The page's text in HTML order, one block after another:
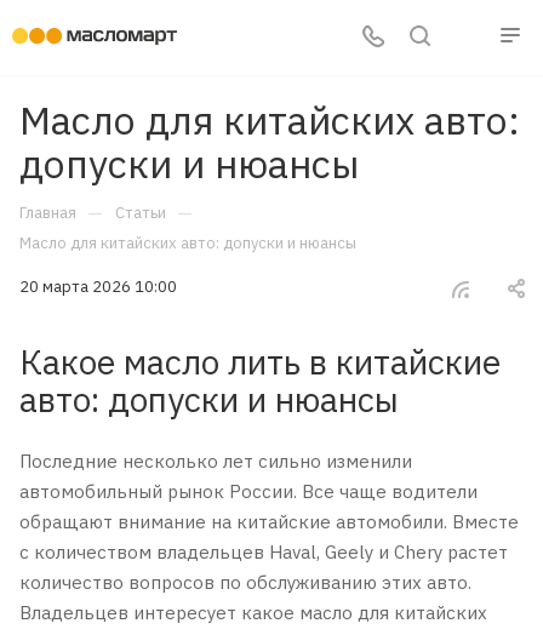
Масло для китайских авто:
допуски и нюансы
Главная — Статьи —
Масло для китайских авто: допуски и нюансы
20 марта 2026 10:00
Какое масло лить в китайские
авто: допуски и нюансы
Последние несколько лет сильно изменили
автомобильный рынок России. Все чаще водители
обращают внимание на китайские автомобили. Вместе
с количеством владельцев Haval, Geely и Chery растет
количество вопросов по обслуживанию этих авто.
Владельцев интересует какое масло для китайских